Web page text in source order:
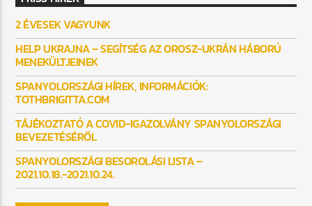
2 ÉVESEK VAGYUNK
HELP UKRAJNA – SEGÍTSÉG AZ OROSZ-UKRÁN HÁBORÚ
MENEKÜLTJEINEK
SPANYOLORSZÁGI HÍREK, INFORMÁCIÓK:
TOTHBRIGITTA.COM
TÁJÉKOZTATÓ A COVID-IGAZOLVÁNY SPANYOLORSZÁGI
BEVEZETÉSÉRŐL
SPANYOLORSZÁGI BESOROLÁSI LISTA –
2021.10.18.-2021.10.24.